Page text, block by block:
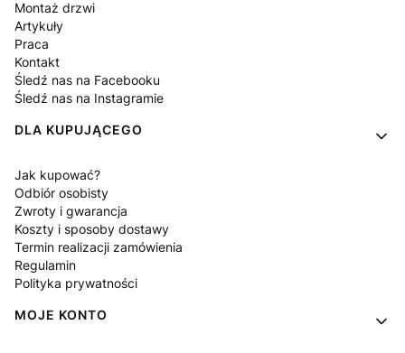
Montaż drzwi
Artykuły
Praca
Kontakt
Śledź nas na Facebooku
Śledź nas na Instagramie
DLA KUPUJĄCEGO
Jak kupować?
Odbiór osobisty
Zwroty i gwarancja
Koszty i sposoby dostawy
Termin realizacji zamówienia
Regulamin
Polityka prywatności
MOJE KONTO